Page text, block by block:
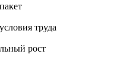
труда
рост